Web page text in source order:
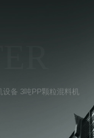
备 3吨PP颗粒混料机